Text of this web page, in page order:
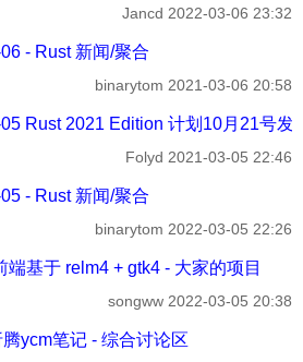
Jancd 2022-03-06 23:32
- Rust 新闻/聚合
binarytom 2021-03-06 20:58
05 Rust 2021 Edition 计划10月21号发
Folyd 2021-03-05 22:46
- Rust 新闻/聚合
binarytom 2022-03-05 22:26
基于 relm4 + gtk4 - 大家的项目
songww 2022-03-05 20:38
ycm笔记 - 综合讨论区